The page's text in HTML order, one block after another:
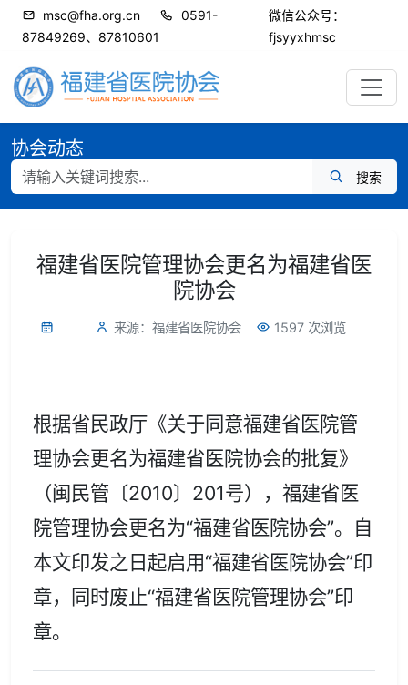
msc@fha.org.cn
0591-
87849269、87810601
微信公众号：
fjsyyxhmsc
协会动态
搜索
福建省医院管理协会更名为福建省医
院协会
来源：福建省医院协会 1597 次浏览
根据省民政厅《关于同意福建省医院管
理协会更名为福建省医院协会的批复》
（闽民管〔2010〕201号），福建省医
院管理协会更名为“福建省医院协会”。自
本文印发之日起启用“福建省医院协会”印
章，同时废止“福建省医院管理协会”印
章。